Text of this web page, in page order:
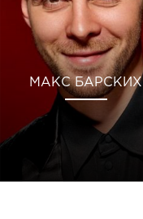
МАКС БАРСКИХ